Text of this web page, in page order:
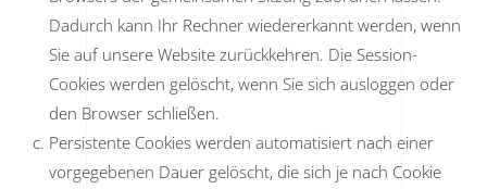
Dadurch kann Ihr Rechner wiedererkannt werden, wenn
Sie auf unsere Website zurückkehren. Die Session-
Cookies werden gelöscht, wenn Sie sich ausloggen oder
den Browser schließen.
Persistente Cookies werden automatisiert nach einer
vorgegebenen Dauer gelöscht, die sich je nach Cookie